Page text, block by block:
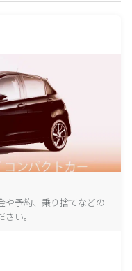
や予約、乗り捨てなどの
い。